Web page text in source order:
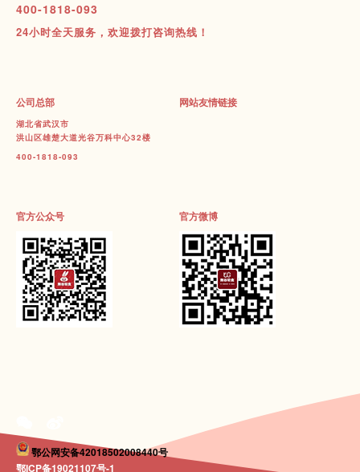
400-1818-093
24小时全天服务，欢迎拨打咨询热线！
公司总部
湖北省武汉市
洪山区雄楚大道光谷万科中心32楼
400-1818-093
网站友情链接
官方公众号 官方微博
鄂公网安备42018502008440号
鄂ICP备19021107号-1